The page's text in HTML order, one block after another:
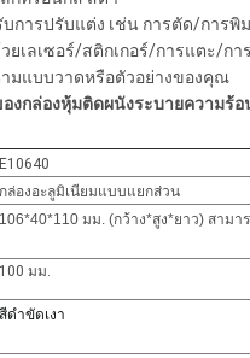
การปรับแต่ง เช่น การตัด/การพิ
ยเลเซอร์/สติกเกอร์/การแตะ/กา
มแบบวาดหรือตัวอย่างของคุณ
องกล่องหุ้มติดผนังระบายความร้
E10640
กล่องอะลูมิเนียมแบบแยกส่วน
106*40*110 มม. (กว้าง*สูง*ยาว) สามา
100 มม.
สีดำขัดเงา